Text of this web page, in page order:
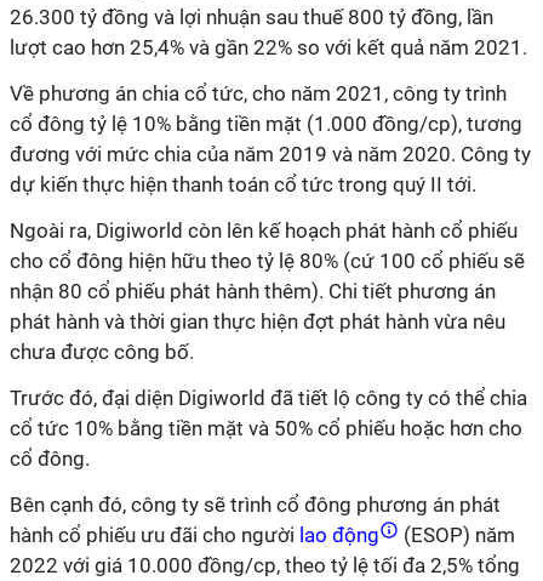
26.300 tỷ đồng và lợi nhuận sau thuế 800 tỷ đồng, lần
lượt cao hơn 25,4% và gần 22% so với kết quả năm 2021.
Về phương án chia cổ tức, cho năm 2021, công ty trình
cổ đông tỷ lệ 10% bằng tiền mặt (1.000 đồng/cp), tương
đương với mức chia của năm 2019 và năm 2020. Công ty
dự kiến thực hiện thanh toán cổ tức trong quý II tới.
Ngoài ra, Digiworld còn lên kế hoạch phát hành cổ phiếu
cho cổ đông hiện hữu theo tỷ lệ 80% (cứ 100 cổ phiếu sẽ
nhận 80 cổ phiếu phát hành thêm). Chi tiết phương án
phát hành và thời gian thực hiện đợt phát hành vừa nêu
chưa được công bố.
Trước đó, đại diện Digiworld đã tiết lộ công ty có thể chia
cổ tức 10% bằng tiền mặt và 50% cổ phiếu hoặc hơn cho
cổ đông.
Bên cạnh đó, công ty sẽ trình cổ đông phương án phát
hành cổ phiếu ưu đãi cho người lao động
(ESOP) năm
2022 với giá 10.000 đồng/cp, theo tỷ lệ tối đa 2,5% tổng